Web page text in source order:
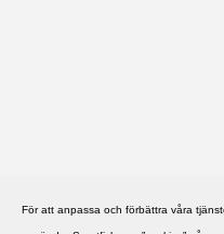
För att anpassa och förbättra våra